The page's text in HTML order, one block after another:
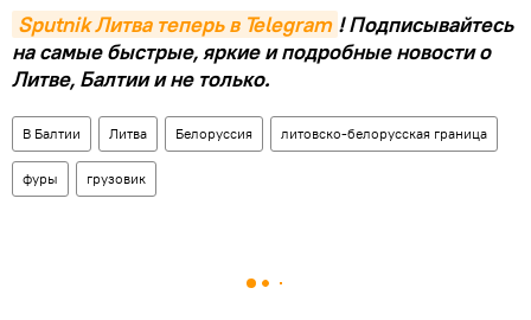
Sputnik Литва теперь в Telegram ! Подписывайтесь
на самые быстрые, яркие и подробные новости о
Литве, Балтии и не только.
В Балтии Литва Белоруссия литовско-белорусская граница
фуры грузовик